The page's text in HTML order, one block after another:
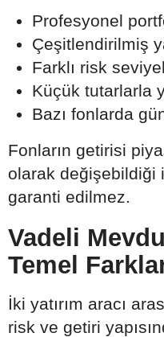
Profesyonel
Çeşitlendirilmiş
Farklı risk
Küçük tutarlarla
Bazı fonlarda
Fonların getirisi
olarak değişebildiği
garanti edilmez.
Vadeli
Temel
İki yatırım aracı
risk ve getiri